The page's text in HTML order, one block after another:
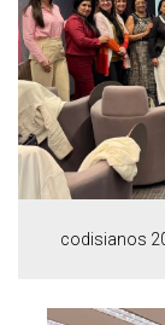
codisianos